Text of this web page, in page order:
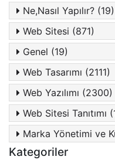
Ne,Nasıl Yapılır? (19)
Web Sitesi (871)
Genel (19)
Web Tasarımı (2111)
Web Yazılımı (2300)
Web Sitesi Tanıtımı
Marka Yönetimi ve
Kategoriler